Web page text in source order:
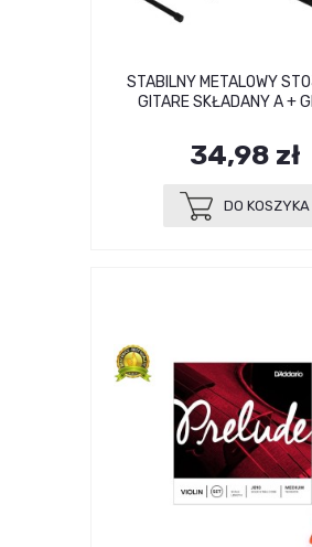
STABILNY METALOWY
GITARE SKŁADANY A +
34,98 zł
DO KOSZYKA